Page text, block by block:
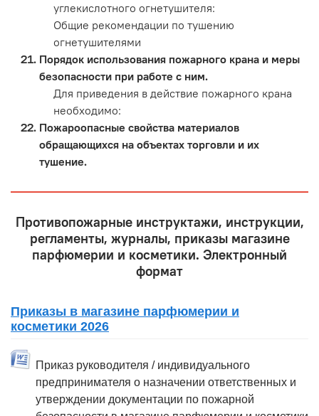
углекислотного огнетушителя:
Общие рекомендации по тушению
огнетушителями
Порядок использования пожарного крана и меры
безопасности при работе с ним.
Для приведения в действие пожарного крана
необходимо:
Пожароопасные свойства материалов
обращающихся на объектах торговли и их
тушение.
Противопожарные инструктажи, инструкции,
регламенты, журналы, приказы магазине
парфюмерии и косметики. Электронный
формат
Приказы в магазине парфюмерии и
косметики 2026
Приказ руководителя / индивидуального
предпринимателя о назначении ответственных и
утверждении документации по пожарной